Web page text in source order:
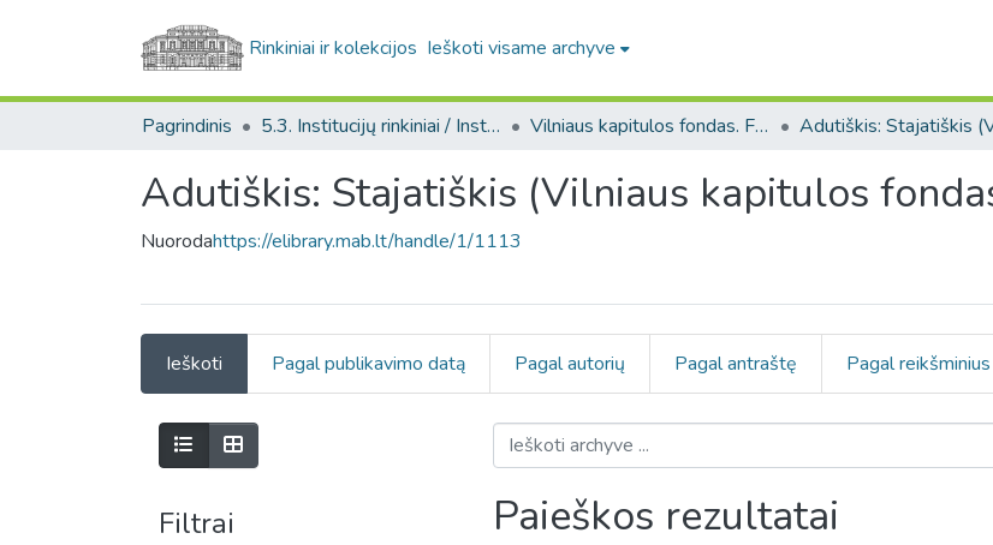
Rinkiniai ir kolekcijos Ieškoti visame archyve
Pagrindinis 5.3. Institucijų rinkiniai / Institutional collections Vilniaus kapitulos fondas. F43
Adutiškis: Stajatiškis (Vilniaus kapitulos
Nuorodahttps://elibrary.mab.lt/handle/1/1113
Ieškoti Pagal publikavimo datą Pagal autorių Pagal antraštę Pagal
Filtrai Paieškos rezultatai